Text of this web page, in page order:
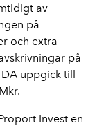
av
på
och extra
på
uppgick till
Invest en